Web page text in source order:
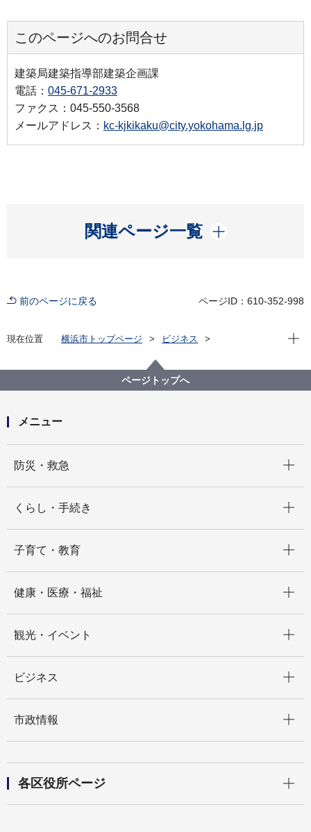
このページへのお問合せ
建築局建築指導部建築企画課
電話： 045-671-2933
ファクス：045-550-3568
メールアドレス： kc-kjkikaku@city.yokohama.lg.jp
関連ページ一覧
開く
前のページに戻る ページID：610-352-998
現在位置 横浜市トップページ
ビジネス
建築関連手続・法令・許認可
建築基準法に基づく許可・認定・指定等
意見公募ページ
現在
ページトップへ
メニュー
防災・救急
くらし・手続き
子育て・教育
健康・医療・福祉
観光・イベント
ビジネス
市政情報
各区役所ページ